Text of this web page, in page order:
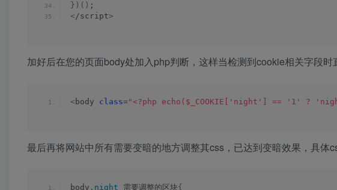
})() ;
< /script>
加好后在您的页面body处加入php判断，这样当检测到cookie相关字段
< body class= "<?php echo($_COOKIE['night'] == '1' ?
最后再将网站中所有需要变暗的地方调整其css，已达到变暗效果，具体
body. night 需要调整的区块{